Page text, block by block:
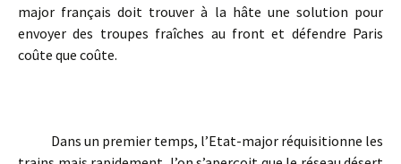
major français doit trouver à la hâte une solution pour
envoyer des troupes fraîches au front et défendre Paris
coûte que coûte.
Dans un premier temps, l’Etat-major réquisitionne les